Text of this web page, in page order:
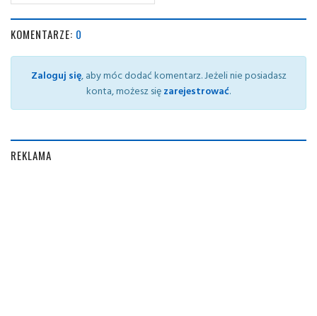
KOMENTARZE: 0
Zaloguj się, aby móc dodać komentarz. Jeżeli nie posiadasz
konta, możesz sięzarejestrować.
REKLAMA